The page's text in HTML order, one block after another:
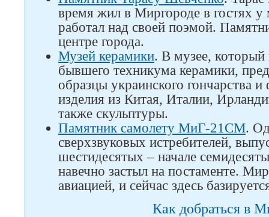
время жил в Миргороде в гостях у
работал над своей поэмой.
центре города.
Музей керамики. В музее, который
бывшего техникума керамики,
образцы украинского гончарства
изделия из Китая, Италии,
также скульптуры.
Памятник самолету МиГ-21СМ.
сверхзвуковых истребителей,
шестидесятых – начале
навечно застыл на постаменте.
авиацией, и сейчас здесь
Как добраться в